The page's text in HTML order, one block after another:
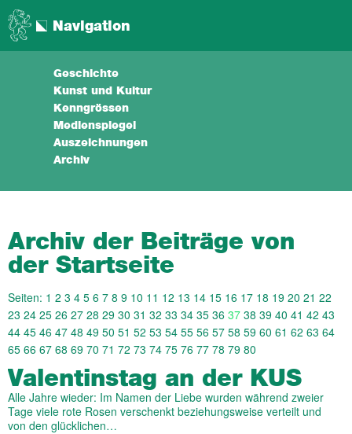
Navigation
Geschichte
Kunst und Kultur
Kenngrössen
Medienspiegel
Auszeichnungen
Archiv
Archiv der Beiträge von
der Startseite
Seiten: 1 2 3 4 5 6 7 8 9 10 11 12 13 14 15 16 17 18 19 20 21 22
23 24 25 26 27 28 29 30 31 32 33 34 35 36 37 38 39 40 41 42 43
44 45 46 47 48 49 50 51 52 53 54 55 56 57 58 59 60 61 62 63 64
65 66 67 68 69 70 71 72 73 74 75 76 77 78 79 80
Valentinstag an der KUS
Alle Jahre wieder: Im Namen der Liebe wurden während zweier
Tage viele rote Rosen verschenkt beziehungsweise verteilt und
von den glücklichen…